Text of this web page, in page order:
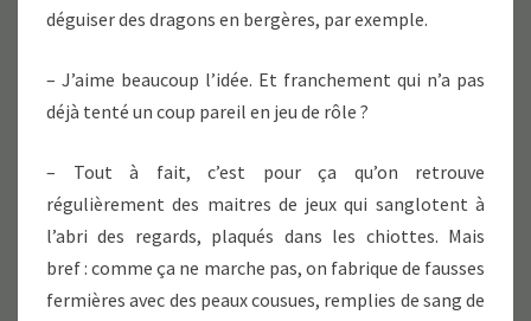
déguiser des dragons en bergères, par exemple.
– J’aime beaucoup l’idée. Et franchement qui n’a pas
déjà tenté un coup pareil en jeu de rôle ?
– Tout à fait, c’est pour ça qu’on retrouve
régulièrement des maitres de jeux qui sanglotent à
l’abri des regards, plaqués dans les chiottes. Mais
bref : comme ça ne marche pas, on fabrique de fausses
fermières avec des peaux cousues, remplies de sang de